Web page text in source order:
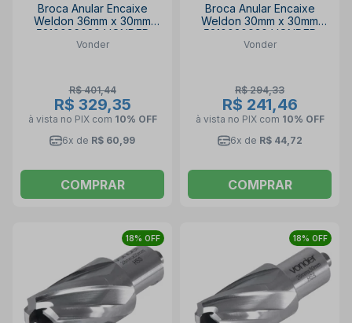
Broca Anular Encaixe
Weldon 36mm x 30mm
5310036030 VONDER
Vonder
R$ 401,44
R$ 329,35
à vista no PIX com 10% OFF
6x de R$ 60,99
COMPRAR
Broca Anular Encaixe
Weldon 30mm x 30mm
5310030030 VONDER
Vonder
R$ 294,33
R$ 241,46
à vista no PIX com 10% OFF
6x de R$ 44,72
COMPRAR
18% OFF 18% OFF